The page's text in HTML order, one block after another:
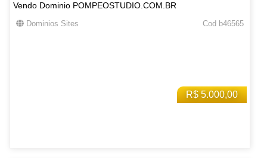
R$ 5.000,00
Vendo Dominio POMPEOSTUDIO.COM.BR
Dominios Sites Cod b46565